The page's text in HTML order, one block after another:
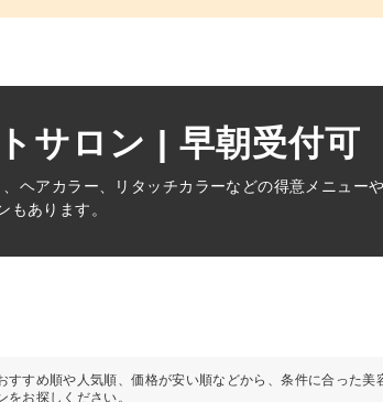
サロン | 早朝受付可
ヘアカラー、リタッチカラーなどの得意メニュー
あります。
すすめ順や人気順、価格が安い順などから、条件に合った美
をお探しください。